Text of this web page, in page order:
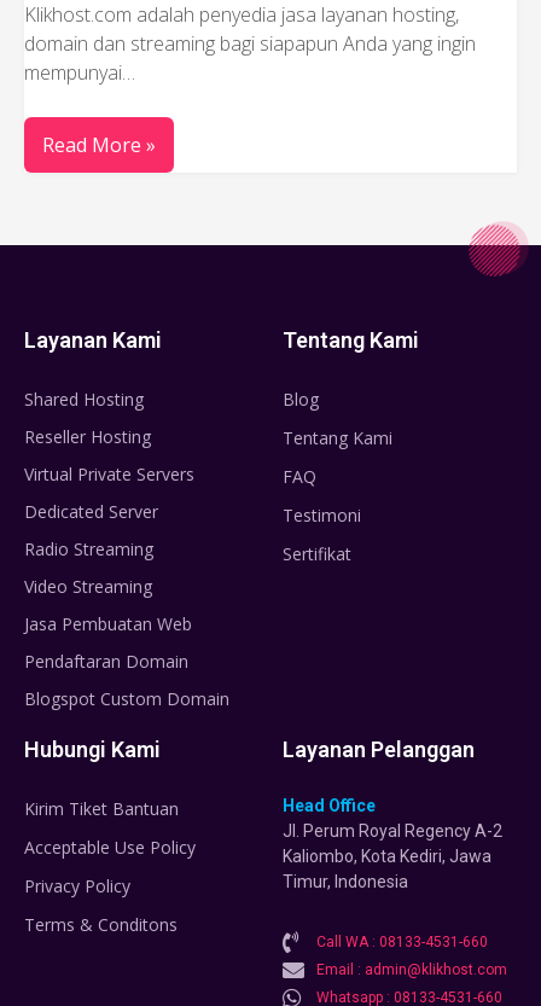
Klikhost.com adalah penyedia jasa layanan hosting,
domain dan streaming bagi siapapun Anda yang ingin
mempunyai…
Read More »
Layanan Kami
Shared Hosting
Reseller Hosting
Virtual Private Servers
Dedicated Server
Radio Streaming
Video Streaming
Jasa Pembuatan Web
Pendaftaran Domain
Blogspot Custom Domain
Tentang Kami
Blog
Tentang Kami
FAQ
Testimoni
Sertifikat
Hubungi Kami
Kirim Tiket Bantuan
Acceptable Use Policy
Privacy Policy
Terms & Conditons
Layanan Pelanggan
Head Office
Jl. Perum Royal Regency A-2
Kaliombo, Kota Kediri, Jawa
Timur, Indonesia
Call WA : 08133-4531-660
Email : admin@klikhost.com
Whatsapp : 08133-4531-660